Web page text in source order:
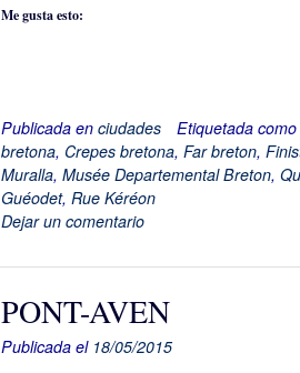
Me gusta esto:
Publicada en ciudades Etiquetada como
bretona, Crepes bretona, Far breton,
Muralla, Musée Departemental Breton,
Guéodet, Rue Kéréon
Dejar un comentario
PONT-AVEN
Publicada el 18/05/2015